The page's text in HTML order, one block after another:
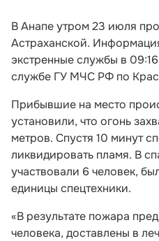
В Анапе утром 23 июля
Астраханской.
экстренные службы в
службе ГУ МЧС РФ по
Прибывшие на место
установили, что огонь
метров. Спустя 10 минут
ликвидировать пламя. В
участвовали 6 человек,
единицы спецтехники.
«В результате пожара
человека, доставлены в